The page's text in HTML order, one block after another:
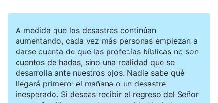
A medida que los desastres continúan
aumentando, cada vez más personas empiezan a
darse cuenta de que las profecías bíblicas no son
cuentos de hadas, sino una realidad que se
desarrolla ante nuestros ojos. Nadie sabe qué
llegará primero: el mañana o un desastre
inesperado. Si deseas recibir el regreso del Señor